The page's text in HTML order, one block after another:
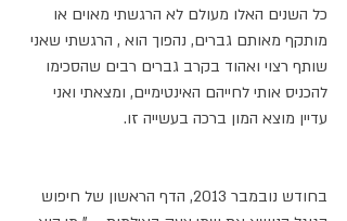
כל השנים האלו מעולם לא הרגשתי מאוים או
מותקף מאותם גברים, נהפוך הוא , הרגשתי שאני
שותף רצוי ואהוד בקרב גברים רבים שהסכימו
להכניס אותי לחייהם האינטימיים, ומצאתי ואני
עדיין מוצא המון ברכה בעשייה זו.
בחודש נובמבר 2013, הדף הראשון של חיפוש